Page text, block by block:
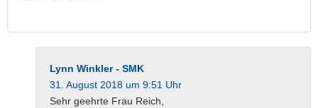
Lynn Winkler - SMK
31. August 2018 um 9:51 Uhr
Sehr geehrte Frau Reich,